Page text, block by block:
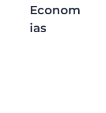
Econom
Ias